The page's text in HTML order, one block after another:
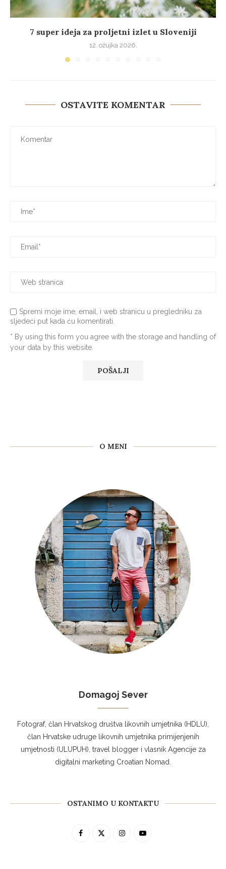
7 super ideja za proljetni izlet u Sloveniji
12. ožujka 2026.
OSTAVITE KOMENTAR
Spremi moje ime, email, i web stranicu u pregledniku za
sljedeći put kada ću komentirati.
* By using this form you agree with the storage and handling of
your data by this website.
O MENI
Domagoj Sever
Fotograf, član Hrvatskog društva likovnih umjetnika (HDLU),
član Hrvatske udruge likovnih umjetnika primijenjenih
umjetnosti (ULUPUH), travel blogger i vlasnik Agencije za
digitalni marketing Croatian Nomad.
OSTANIMO U KONTAKTU